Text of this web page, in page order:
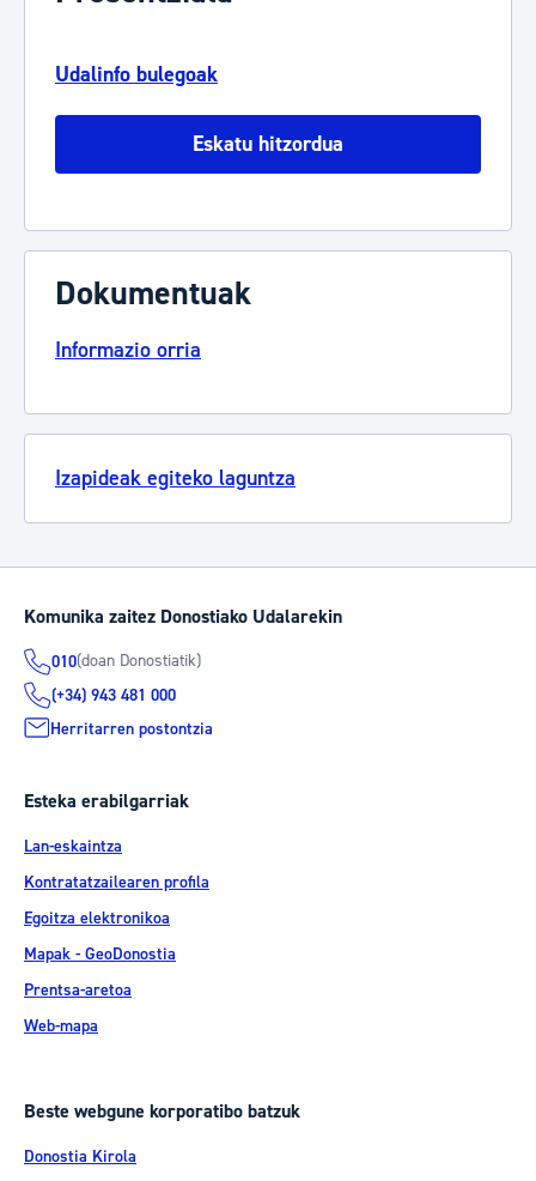
Udalinfo bulegoak
Eskatu hitzordua
Dokumentuak
Informazio orria
Izapideak egiteko laguntza
Komunika zaitez Donostiako Udalarekin
010(doan Donostiatik)
(+34) 943 481 000
Herritarren postontzia
Esteka erabilgarriak
Lan-eskaintza
Kontratatzailearen profila
Egoitza elektronikoa
Mapak - GeoDonostia
Prentsa-aretoa
Web-mapa
Beste webgune korporatibo batzuk
Donostia Kirola